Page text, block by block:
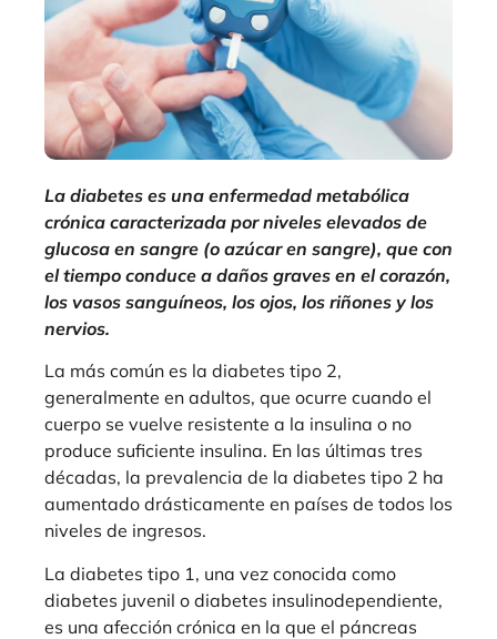
La diabetes es una enfermedad metabólica
crónica caracterizada por niveles elevados de
glucosa en sangre (o azúcar en sangre), que con
el tiempo conduce a daños graves en el corazón,
los vasos sanguíneos, los ojos, los riñones y los
nervios.
La más común es la diabetes tipo 2,
generalmente en adultos, que ocurre cuando el
cuerpo se vuelve resistente a la insulina o no
produce suficiente insulina. En las últimas tres
décadas, la prevalencia de la diabetes tipo 2 ha
aumentado drásticamente en países de todos los
niveles de ingresos.
La diabetes tipo 1, una vez conocida como
diabetes juvenil o diabetes insulinodependiente,
es una afección crónica en la que el páncreas